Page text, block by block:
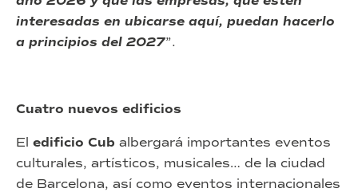
interesadas en ubicarse aquí, puedan hacerlo
a principios del 2027”.
Cuatro nuevos edificios
El edificio Cub albergará importantes eventos
culturales, artísticos, musicales… de la ciudad
de Barcelona, así como eventos internacionales